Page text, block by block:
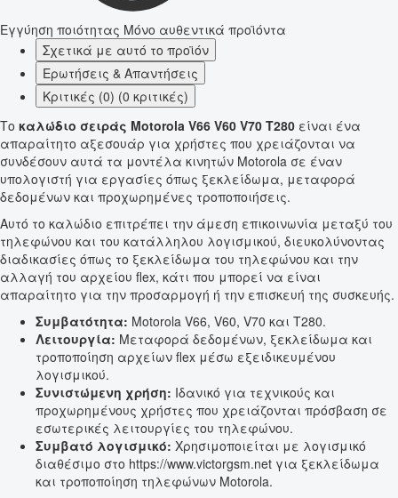
Εγγύηση ποιότητας Μόνο αυθεντικά προϊόντα
Σχετικά με αυτό το προϊόν
Ερωτήσεις & Απαντήσεις
Κριτικές (0) (0 κριτικές)
Το καλώδιο σειράς Motorola V66 V60 V70 T280 είναι ένα
απαραίτητο αξεσουάρ για χρήστες που χρειάζονται να
συνδέσουν αυτά τα μοντέλα κινητών Motorola σε έναν
υπολογιστή για εργασίες όπως ξεκλείδωμα, μεταφορά
δεδομένων και προχωρημένες τροποποιήσεις.
Αυτό το καλώδιο επιτρέπει την άμεση επικοινωνία μεταξύ του
τηλεφώνου και του κατάλληλου λογισμικού, διευκολύνοντας
διαδικασίες όπως το ξεκλείδωμα του τηλεφώνου και την
αλλαγή του αρχείου flex, κάτι που μπορεί να είναι
απαραίτητο για την προσαρμογή ή την επισκευή της συσκευής.
Συμβατότητα: Motorola V66, V60, V70 και T280.
Λειτουργία: Μεταφορά δεδομένων, ξεκλείδωμα και
τροποποίηση αρχείων flex μέσω εξειδικευμένου
λογισμικού.
Συνιστώμενη χρήση: Ιδανικό για τεχνικούς και
προχωρημένους χρήστες που χρειάζονται πρόσβαση σε
εσωτερικές λειτουργίες του τηλεφώνου.
Συμβατό λογισμικό: Χρησιμοποιείται με λογισμικό
διαθέσιμο στο https://www.victorgsm.net για ξεκλείδωμα
και τροποποίηση τηλεφώνων Motorola.